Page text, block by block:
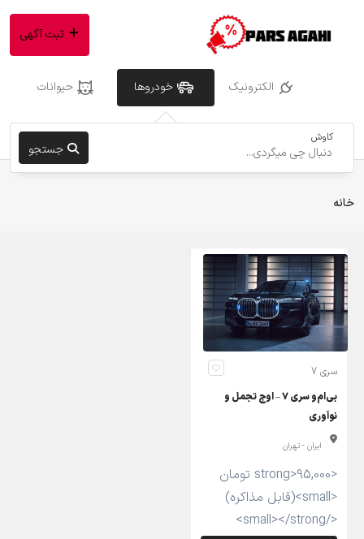
الکترونیک خودروها حیوانات
کاوش
جستجو
ثبت آگهی
خانه
سری 7
بی‌ام‌و سری ۷ – اوج تجمل و
نوآوری
ایران - تهران
<strong>95,000 تومان
<small>(قابل مذاکره)
</small></strong>